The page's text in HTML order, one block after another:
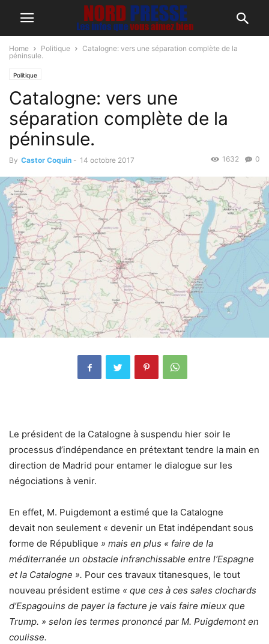
Home Politique
Catalogne: vers une séparation complète de la
péninsule.
Politique
Catalogne: vers une
séparation complète de la
péninsule.
By Castor Coquin - 14 octobre 2017 0
1632
Le président de la Catalogne à suspendu hier soir le
processus d’indépendance en prétextant tendre la main en
direction de Madrid pour entamer le dialogue sur les
négociations à venir.
En effet, M. Puigdemont a estimé que la Catalogne
devait non seulement « devenir un Etat indépendant sous
forme de République » mais en plus « faire de la
méditerranée un obstacle infranchissable entre l’Espagne
et la Catalogne ». Pour ces travaux titanesques, le tout
nouveau président estime « que ces à ces sales clochards
d’Espagouins de payer la facture je vais faire mieux que
Trump. » selon les termes prononcé par M. Puigdemont en
coulisse.